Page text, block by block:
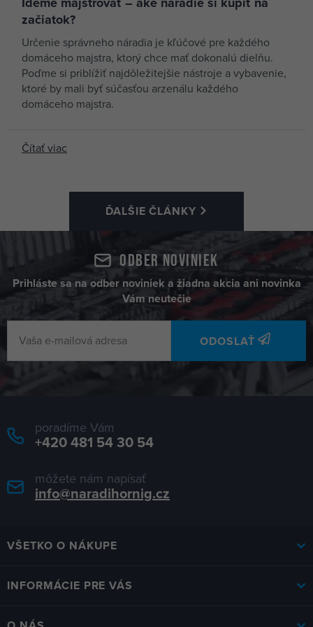
300mm*30mm 96 WZ
23,79 €
PROTECO pilový
kotouč
305mm*3,2mm*30mm
40 WZ HM + redukce
16,98 €
skladom 3 ks
30/20mm 42.09-
PK305-96
PROTECO pilový
96 WZ HM 42.09-
PK350-96
skladom 2 ks
začiatok?
Určenie správneho náradia je kľúčové pre každého
domáceho majstra, ktorý chce mať dokonalú dielňu.
Poďme si priblížiť najdôležitejšie nástroje a vybavenie,
ktoré by mali byť súčasťou arzenálu každého
domáceho majstra.
Čítať viac
ĎALŠIE ČLÁNKY
Odber noviniek
Prihláste sa na odber noviniek a žiadna akcia ani novinka
Vám neutečie
ODOSLAŤ
poradíme Vám
+420 481 54 30 54
môžete nám napísať
info@naradihornig.cz
VŠETKO O NÁKUPE
INFORMÁCIE PRE VÁS